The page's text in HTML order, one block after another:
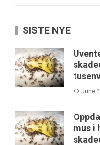
SISTE NYE
June
mus i